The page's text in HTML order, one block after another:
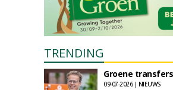
TRENDING
Groene
09-07-2026 | NIEUWS